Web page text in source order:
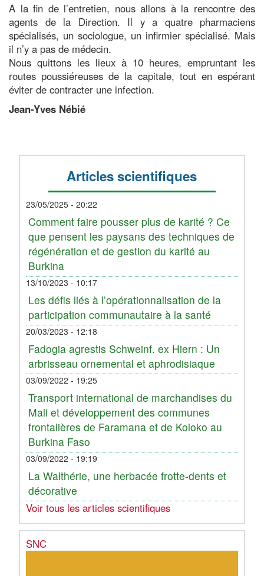
A la fin de l’entretien, nous allons à la rencontre des
agents de la Direction. Il y a quatre pharmaciens
spécialisés, un sociologue, un infirmier spécialisé. Mais
il n’y a pas de médecin.
Nous quittons les lieux à 10 heures, empruntant les
routes poussiéreuses de la capitale, tout en espérant
éviter de contracter une infection.
Jean-Yves Nébié
Articles scientifiques
23/05/2025 - 20:22
Comment faire pousser plus de karité ? Ce
que pensent les paysans des techniques de
régénération et de gestion du karité au
Burkina
13/10/2023 - 10:17
Les défis liés à l’opérationnalisation de la
participation communautaire à la santé
20/03/2023 - 12:18
Fadogia agrestis Schweinf. ex Hiern : Un
arbrisseau ornemental et aphrodisiaque
03/09/2022 - 19:25
Transport international de marchandises du
Mali et développement des communes
frontalières de Faramana et de Koloko au
Burkina Faso
03/09/2022 - 19:19
La Walthérie, une herbacée frotte-dents et
décorative
Voir tous les articles scientifiques
SNC